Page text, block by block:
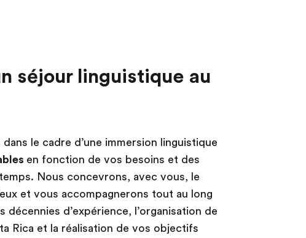
séjour linguistique au
le cadre d’une immersion linguistique
en fonction de vos besoins et des
Nous concevrons, avec vous, le
et vous accompagnerons tout au long
d’expérience, l’organisation de
Rica et la réalisation de vos objectifs